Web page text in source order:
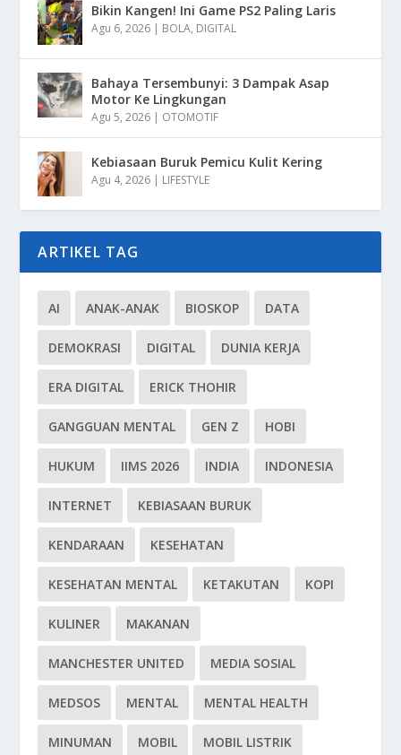
Bikin Kangen! Ini Game PS2 Paling Laris
Agu 6, 2026 | BOLA, DIGITAL
Bahaya Tersembunyi: 3 Dampak Asap
Motor Ke Lingkungan
Agu 5, 2026 | OTOMOTIF
Kebiasaan Buruk Pemicu Kulit Kering
Agu 4, 2026 | LIFESTYLE
ARTIKEL TAG
AI ANAK-ANAK BIOSKOP DATA
DEMOKRASI DIGITAL DUNIA KERJA
ERA DIGITAL ERICK THOHIR
GANGGUAN MENTAL GEN Z HOBI
HUKUM IIMS 2026 INDIA INDONESIA
INTERNET KEBIASAAN BURUK
KENDARAAN KESEHATAN
KESEHATAN MENTAL KETAKUTAN KOPI
KULINER MAKANAN
MANCHESTER UNITED MEDIA SOSIAL
MEDSOS MENTAL MENTAL HEALTH
MINUMAN MOBIL MOBIL LISTRIK